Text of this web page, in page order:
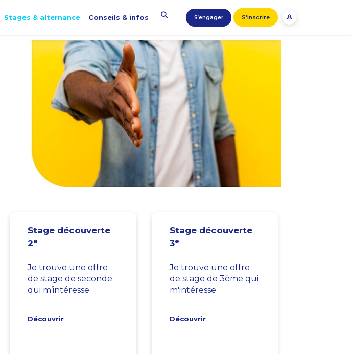
Stages & alternance Conseils & infos S’engager S'inscrire
Stage découverte
2e
Je trouve une offre
de stage de seconde
qui m’intéresse
Découvrir
Stage découverte
3e
Je trouve une offre
de stage de 3ème qui
m'intéresse
Découvrir